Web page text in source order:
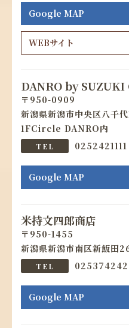
Google MAP
WEBサイト
DANRO by SUZUKI
950-0909
新潟県新潟市中央区八千
1FCircle DANRO内
0252421111
Google MAP
米持文四郎商店
950-1455
新潟県新潟市南区新飯田
Google MAP